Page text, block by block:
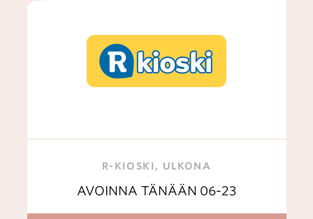
R-KIOSKI, ULKONA
AVOINNA TÄNÄÄN 06-23